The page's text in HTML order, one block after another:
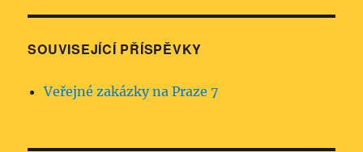
SOUVISEJÍCÍ PŘÍSPĚVKY
Veřejné zakázky na Praze 7